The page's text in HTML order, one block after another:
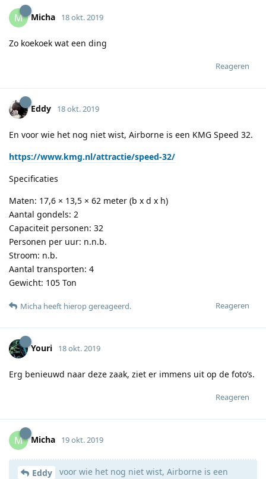
M Micha 18 okt. 2019
Zo koekoek wat een ding
Reageren
Eddy 18 okt. 2019
En voor wie het nog niet wist, Airborne is een KMG Speed 32.
https://www.kmg.nl/attractie/speed-32/
Specificaties
Maten: 17,6 × 13,5 × 62 meter (b x d x h)
Aantal gondels: 2
Capaciteit personen: 32
Personen per uur: n.n.b.
Stroom: n.b.
Aantal transporten: 4
Gewicht: 105 Ton
Reageren
Micha heeft hierop gereageerd.
Youri 18 okt. 2019
Erg benieuwd naar deze zaak, ziet er immens uit op de foto’s.
Reageren
M Micha 19 okt. 2019
Eddy
voor wie het nog niet wist, Airborne is een